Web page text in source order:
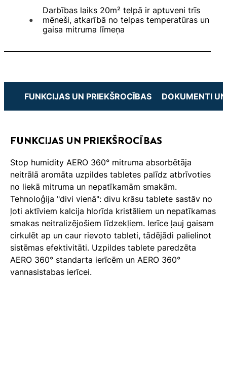
Darbības laiks 20m² telpā ir aptuveni trīs
mēneši, atkarībā no telpas temperatūras un
gaisa mitruma līmeņa
FUNKCIJAS UN PRIEKŠROCĪBAS DOKUMENTI
FUNKCIJAS UN PRIEKŠROCĪBAS
Stop humidity AERO 360° mitruma absorbētāja
neitrālā aromāta uzpildes tabletes palīdz atbrīvoties
no liekā mitruma un nepatīkamām smakām.
Tehnoloģija "divi vienā": divu krāsu tablete sastāv no
ļoti aktīviem kalcija hlorīda kristāliem un nepatīkamas
smakas neitralizējošiem līdzekļiem. Ierīce ļauj gaisam
cirkulēt ap un caur rievoto tableti, tādējādi palielinot
sistēmas efektivitāti. Uzpildes tablete paredzēta
AERO 360° standarta ierīcēm un AERO 360°
vannasistabas ierīcei.